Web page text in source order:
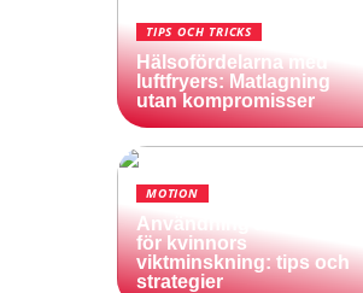
TIPS OCH TRICKS
Hälsofördelarna med
luftfryers: Matlagning
utan kompromisser
MOTION
Användning av boxcyklar
för kvinnors
viktminskning: tips och
strategier